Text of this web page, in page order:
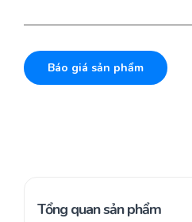
Báo giá sản phẩm
Tổng quan sản phẩm